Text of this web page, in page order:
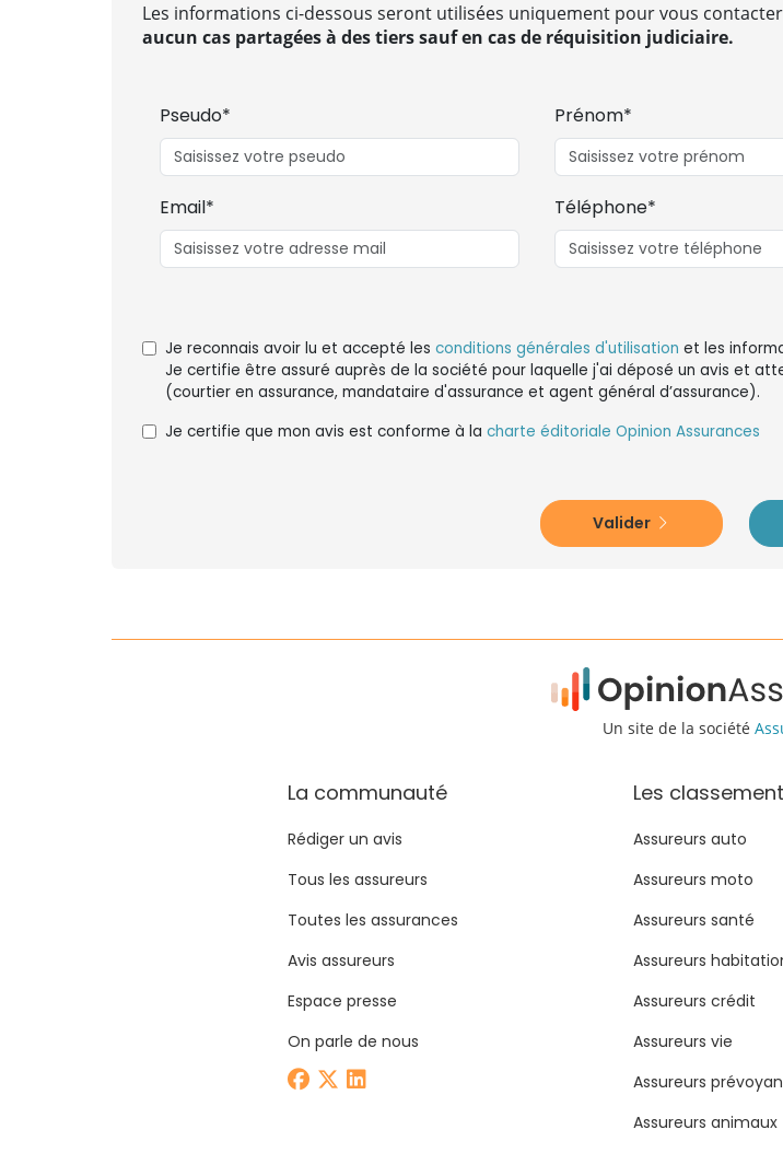
Les informations ci-dessous seront utilisées uniquement pour vous
aucun cas partagées à des tiers sauf en cas de réquisition judiciaire.
Pseudo* Prénom*
Email* Téléphone*
Je reconnais avoir lu et accepté les conditions générales d'utilisation et les
Je certifie être assuré auprès de la société pour laquelle j'ai déposé un avis et
(courtier en assurance, mandataire d'assurance et agent général d’assurance).
Je certifie que mon avis est conforme à la charte éditoriale Opinion Assurances
Valider
Un site de la société
La communauté
Rédiger un avis
Tous les assureurs
Toutes les assurances
Avis assureurs
Espace presse
On parle de nous
Les
Assureurs auto
Assureurs moto
Assureurs santé
Assureurs
Assureurs crédit
Assureurs vie
Assureurs
Assureurs animaux